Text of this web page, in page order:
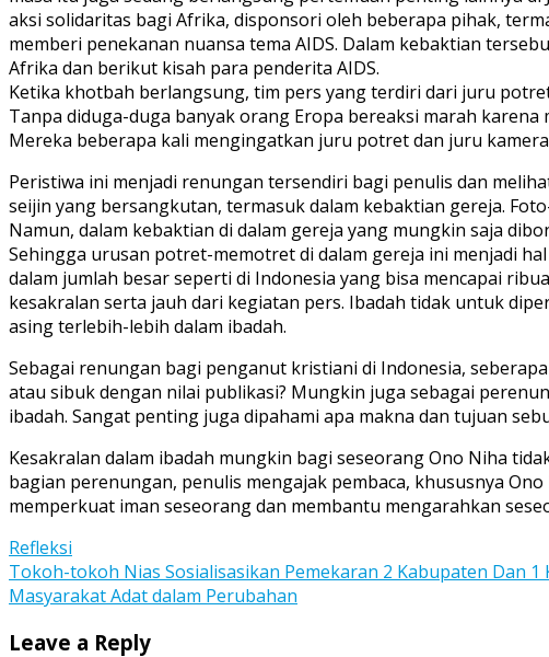
aksi solidaritas bagi Afrika, disponsori oleh beberapa pihak,
memberi penekanan nuansa tema AIDS. Dalam kebaktian
Afrika dan berikut kisah para penderita AIDS.
Ketika khotbah berlangsung, tim pers yang terdiri dari juru
Tanpa diduga-duga banyak orang Eropa bereaksi marah
Mereka beberapa kali mengingatkan juru potret dan juru
Peristiwa ini menjadi renungan tersendiri bagi penulis dan
seijin yang bersangkutan, termasuk dalam kebaktian gereja.
Namun, dalam kebaktian di dalam gereja yang mungkin saja
Sehingga urusan potret-memotret di dalam gereja ini menjadi
dalam jumlah besar seperti di Indonesia yang bisa mencapai
kesakralan serta jauh dari kegiatan pers. Ibadah tidak untuk
asing terlebih-lebih dalam ibadah.
Sebagai renungan bagi penganut kristiani di Indonesia,
atau sibuk dengan nilai publikasi? Mungkin juga sebagai
ibadah. Sangat penting juga dipahami apa makna dan tujuan
Kesakralan dalam ibadah mungkin bagi seseorang Ono Niha
bagian perenungan, penulis mengajak pembaca, khususnya
memperkuat iman seseorang dan membantu mengarahkan
Refleksi
Post
navigation
Tokoh-tokoh Nias Sosialisasikan Pemekaran 2 Kabupaten Dan 1
Masyarakat Adat dalam Perubahan
Leave a Reply